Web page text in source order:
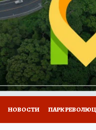
КП РЕКЛАМА ТЕСТЫ
НОВОСТИ ПАРК